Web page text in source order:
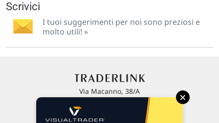
Scrivici
I tuoi suggerimenti per noi sono preziosi e
molto utili! »
Via Macanno, 38/A
P.IVA 02 452 460 401
×